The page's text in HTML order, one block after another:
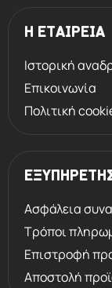
Η ΕΤΑΙΡΕΙΑ
Ιστορική
Επικοινωνία
Πολιτική
Ασφάλεια
Τρόποι
Επιστροφή
Αποστολή